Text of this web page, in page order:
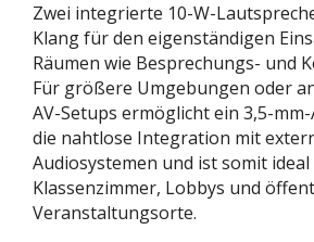
Zwei integrierte 10-W-
Klang für den eigenständigen
Räumen wie Besprechungs- und
Für größere Umgebungen oder
AV-Setups ermöglicht ein 3,5-
die nahtlose Integration mit
Audiosystemen und ist somit
Klassenzimmer, Lobbys und
Veranstaltungsorte.​​